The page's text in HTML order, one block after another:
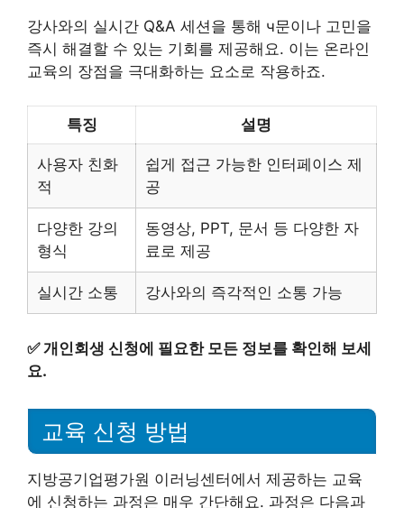
강사와의 실시간 Q&A 세션을 통해 ч문이나 고민을
즉시 해결할 수 있는 기회를 제공해요. 이는 온라인
교육의 장점을 극대화하는 요소로 작용하죠.
특징 설명
사용자 친화
적
쉽게 접근 가능한 인터페이스 제
공
다양한 강의
형식
동영상, PPT, 문서 등 다양한 자
료로 제공
실시간 소통 강사와의 즉각적인 소통 가능
✅개인회생 신청에 필요한 모든 정보를 확인해 보세
요.
교육 신청 방법
지방공기업평가원 이러닝센터에서 제공하는 교육
에 신청하는 과정은 매우 간단해요. 과정은 다음과